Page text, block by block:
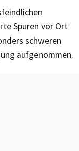
Spuren vor Ort
schweren
aufgenommen.